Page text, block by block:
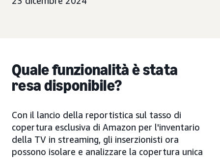
Quale funzionalità è stata
resa disponibile?
Con il lancio della reportistica sul tasso di
copertura esclusiva di Amazon per l'inventario
della TV in streaming, gli inserzionisti ora
possono isolare e analizzare la copertura unica